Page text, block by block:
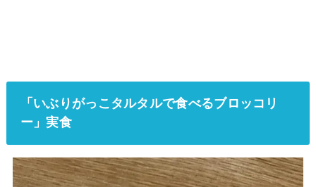
「いぶりがっこタルタルで食べるブロッコリ
ー」実食